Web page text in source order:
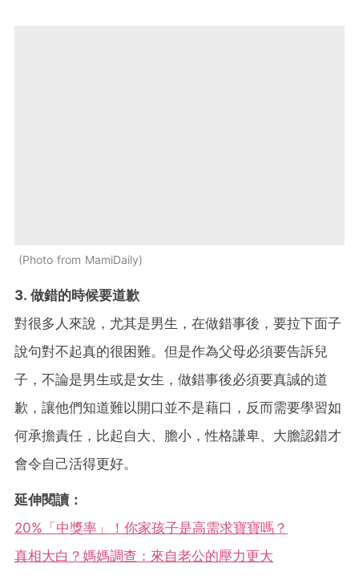
Photo from MamiDaily
3. 做錯的時候要道歉
對很多人來說，尤其是男生，在做錯事後，要拉下面子
說句對不起真的很困難。但是作為父母必須要告訴兒
子，不論是男生或是女生，做錯事後必須要真誠的道
歉，讓他們知道難以開口並不是藉口，反而需要學習如
何承擔責任，比起自大、膽小，性格謙卑、大膽認錯才
會令自己活得更好。
延伸閱讀：
20%「中獎率」！你家孩子是高需求寶寶嗎？
真相大白？媽媽調查：來自老公的壓力更大